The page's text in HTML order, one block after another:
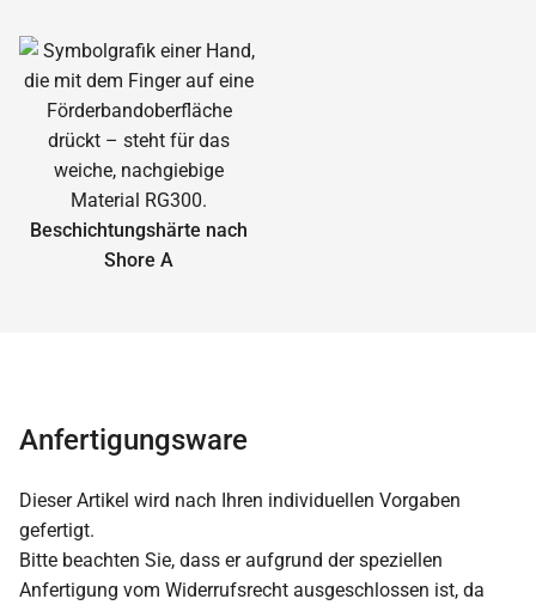
Beschichtungshärte nach
Shore A
Anfertigungsware
Dieser Artikel wird nach Ihren individuellen Vorgaben
gefertigt.
Bitte beachten Sie, dass er aufgrund der speziellen
Anfertigung vom Widerrufsrecht ausgeschlossen ist, da